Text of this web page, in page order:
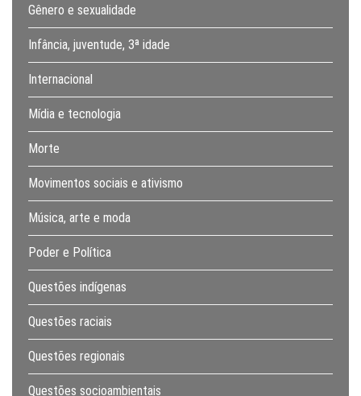
Gênero e sexualidade
Infância, juventude, 3ª idade
Internacional
Mídia e tecnologia
Morte
Movimentos sociais e ativismo
Música, arte e moda
Poder e Política
Questões indígenas
Questões raciais
Questões regionais
Questões socioambientais